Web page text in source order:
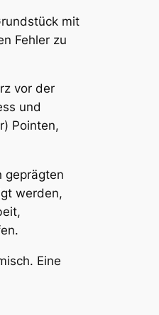
mit
Fehler zu
vor der
und
Pointen,
geprägten
werden,
Eine